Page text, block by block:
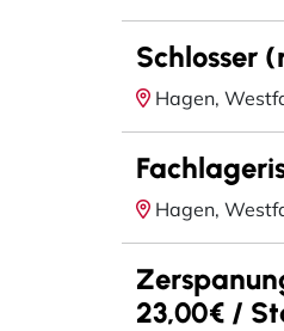
Schlosser
Hagen,
Hagen,
23,00€ /